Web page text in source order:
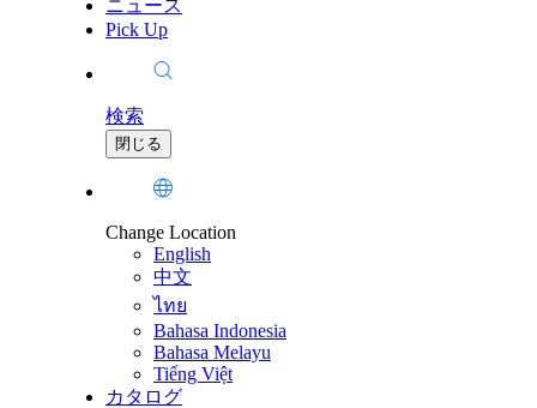
ニュース
Pick Up
検索
閉じる
Change Location
English
中文
ไทย
Bahasa Indonesia
Bahasa Melayu
Tiếng Việt
カタログ